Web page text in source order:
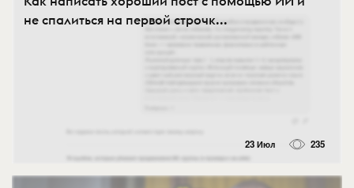
не спалиться на первой строчк...
23 Июл 235